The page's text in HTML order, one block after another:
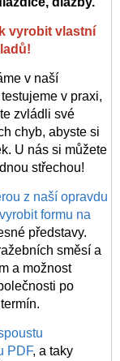
vyrobit vlastní
v naší
v praxi,
zvládli své
chyb, abyste si
U nás si můžete
střechou!
z naší opravdu
formu na
představy.
směsí a
a možnost
po
PDF, a taky